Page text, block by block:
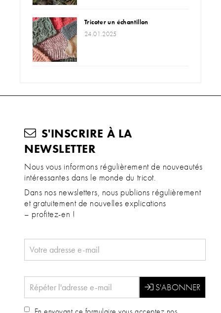
Tricoter un échantillon
24.01.2025
S'INSCRIRE À LA
NEWSLETTER
Nous vous informons régulièrement de nouveautés
intéressantes dans le monde du tricot.
Dans nos newsletters, nous publions régulièrement
et gratuitement de nouvelles explications
– profitez-en !